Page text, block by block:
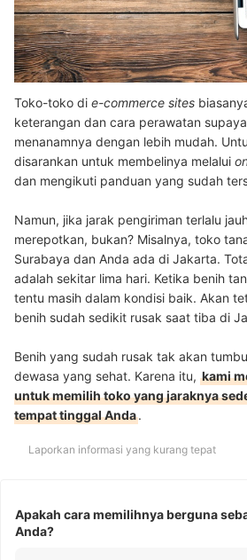
Toko-toko di e-commerce sites
keterangan dan cara perawatan
menanamnya dengan lebih mudah.
disarankan untuk membelinya melalui
dan mengikuti panduan yang sudah
Namun, jika jarak pengiriman terlalu
merepotkan, bukan? Misalnya, toko
Surabaya dan Anda ada di Jakarta.
adalah sekitar lima hari. Ketika benih
tentu masih dalam kondisi baik. Akan
benih sudah sedikit rusak saat tiba di
Benih yang sudah rusak tak akan
dewasa yang sehat. Karena itu, kami
untuk memilih toko yang jaraknya
tempat tinggal Anda.
Laporkan informasi yang kurang tepat
Apakah cara memilihnya berguna
Anda?